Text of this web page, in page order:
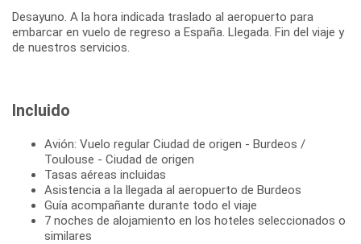
Desayuno. A la hora indicada traslado al aeropuerto para
embarcar en vuelo de regreso a España. Llegada. Fin del viaje y
de nuestros servicios.
Incluido
Avión: Vuelo regular Ciudad de origen - Burdeos /
Toulouse - Ciudad de origen
Tasas aéreas incluidas
Asistencia a la llegada al aeropuerto de Burdeos
Guía acompañante durante todo el viaje
7 noches de alojamiento en los hoteles seleccionados o
similares